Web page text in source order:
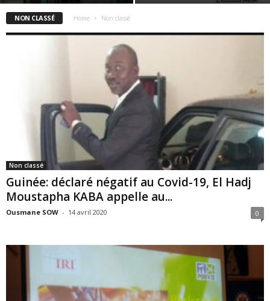
NON CLASSÉ Home Non classé
Non classé
Guinée: déclaré négatif au Covid-19, El Hadj
Moustapha KABA appelle au...
Ousmane SOW - 14 avril 2020 0